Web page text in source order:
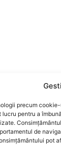
precum
lucru pentru a
de
pot
IN